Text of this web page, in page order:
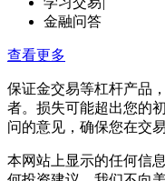
金融问答
查看更多
保证金交易等杠杆产品
者。损失可能超出您的
问的意见，确保您在交
本网站上显示的任何信